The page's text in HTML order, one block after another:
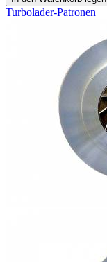
Turbolader-Patronen